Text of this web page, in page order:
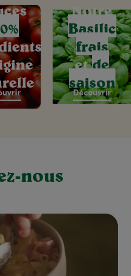
Notre
Basilic
frais
etde
saison
Découvrir
nous